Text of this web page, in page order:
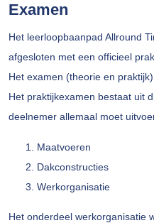
Examen
Het leerloopbaanpad Allround
afgesloten met een officieel
Het examen (theorie en
Het praktijkexamen bestaat uit
deelnemer allemaal moet
Maatvoeren
Dakconstructies
Werkorganisatie
Het onderdeel werkorganisatie